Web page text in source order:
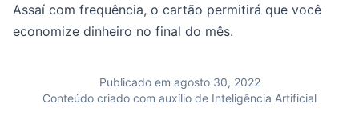
Assaí com frequência, o cartão permitirá que você
economize dinheiro no final do mês.
Publicado em agosto 30, 2022
Conteúdo criado com auxílio de Inteligência Artificial